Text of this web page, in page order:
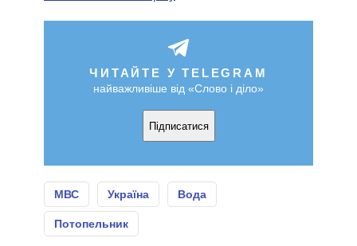
ЧИТАЙТЕ У TELEGRAM
найважливіше від «Слово і діло»
Підписатися
МВС Україна Вода
Потопельник